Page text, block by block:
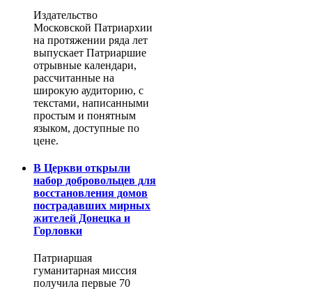
Издательство
Московской Патриархии
на протяжении ряда лет
выпускает Патриаршие
отрывные календари,
рассчитанные на
широкую аудиторию, с
текстами, написанными
простым и понятным
языком, доступные по
цене.
В Церкви открыли
набор добровольцев для
восстановления домов
пострадавших мирных
жителей Донецка и
Горловки
Патриаршая
гуманитарная миссия
получила первые 70